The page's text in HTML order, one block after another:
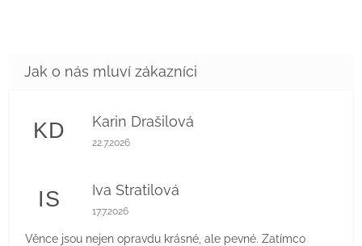
KD Karin Drašilová
Hodnocení obchodu je 5 z 5 hvězdiček.
22.7.2026
IS Iva Stratilová
Hodnocení obchodu je 5 z 5 hvězdiček.
17.7.2026
Věnce jsou nejen opravdu krásné, ale pevné. Zatímco